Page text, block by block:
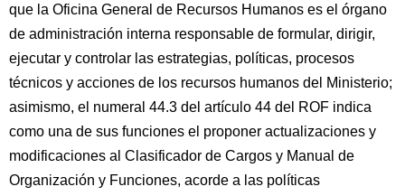
que la Oficina General de Recursos Humanos es el órgano
de administración interna responsable de formular, dirigir,
ejecutar y controlar las estrategias, políticas, procesos
técnicos y acciones de los recursos humanos del Ministerio;
asimismo, el numeral 44.3 del artículo 44 del ROF indica
como una de sus funciones el proponer actualizaciones y
modificaciones al Clasificador de Cargos y Manual de
Organización y Funciones, acorde a las políticas